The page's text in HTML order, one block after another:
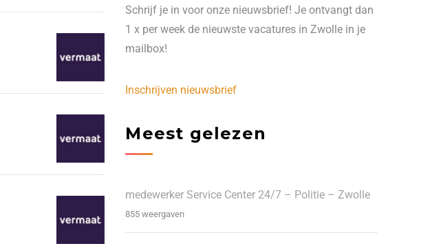
Schrijf je in voor onze nieuwsbrief! Je ontvangt dan
1 x per week de nieuwste vacatures in Zwolle in je
mailbox!
Inschrijven nieuwsbrief
Meest gelezen
medewerker Service Center 24/7 – Politie – Zwolle
855 weergaven